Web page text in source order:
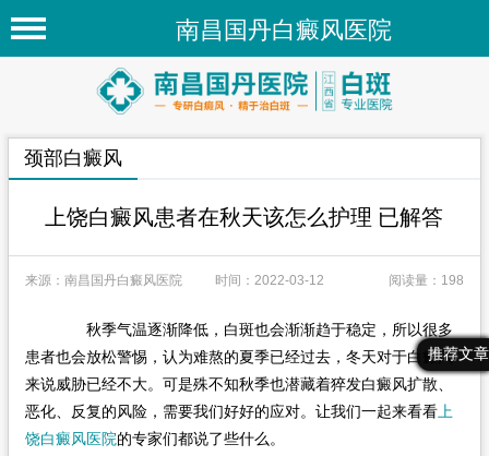
南昌国丹白癜风医院
首页
医院新闻
专家团队
先进技术
白癜风常识
白癜风人群
白癜风部位
最新文章
热门文章
推荐文章
颈部白癜风
上饶白癜风患者在秋天该怎么护理 已解答
来源：南昌国丹白癜风医院 时间：2022-03-12 阅读量：198
秋季气温逐渐降低，白斑也会渐渐趋于稳定，所以很多
患者也会放松警惕，认为难熬的夏季已经过去，冬天对于白癜风
来说威胁已经不大。可是殊不知秋季也潜藏着猝发白癜风扩散、
恶化、反复的风险，需要我们好好的应对。让我们一起来看看上
饶白癜风医院的专家们都说了些什么。